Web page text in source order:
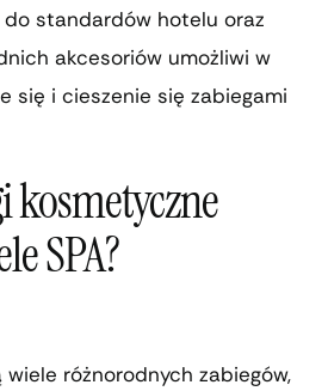
standardów hotelu oraz
akcesoriów umożliwi w
się i cieszenie się zabiegami
kosmetyczne
SPA?
wiele różnorodnych zabiegów,